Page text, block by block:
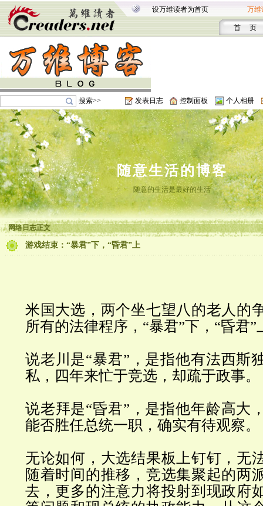
设万维读者为首页 万维
首 页
搜索>> 发表日志 控制面板 个人相册
随意生活的博客
随意的生活是最好的生活
网络日志正文
游戏结束：“暴君”下，“昏君”上
米国大选，两个坐七望八的老人的
所有的法律程序， “暴君”下， “昏君”
说老川是“暴君” ，是指他有法西斯
私，四年来忙于竞选，却疏于政事。
说老拜是“昏君” ，是指他年龄高大
能否胜任总统一职，确实有待观察。
无论如何，大选结果板上钉钉，无
随着时间的推移，竞选集聚起的两
去，更多的注意力将投射到现政府